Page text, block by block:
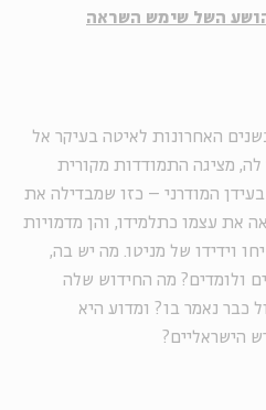
השל שימש השראה
האחרונות לאיטה בעיקר אל
מציגה התמודדות מקורית
בעידן המודרני – כזו שמבדילה את
את עצמו כתלמידו, והן מדמויות
וידידו של מניטו. מה יש בה,
ולומדים? מה החידוש שלה
נאמר בו? ומדוע היא
הישראליים?